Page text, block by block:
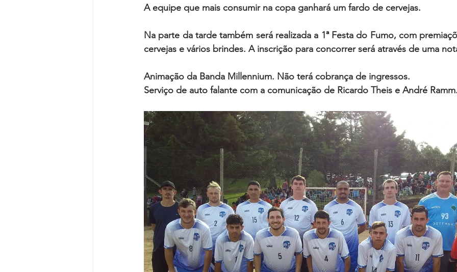
A equipe que mais consumir na copa ganhará um fardo de cervejas.
Na parte da tarde também será realizada a 1ª Festa do Fumo, com
cervejas e vários brindes. A inscrição para concorrer será através de uma
Animação da Banda Millennium. Não terá cobrança de ingressos.
Serviço de auto falante com a comunicação de Ricardo Theis e André Ramm.